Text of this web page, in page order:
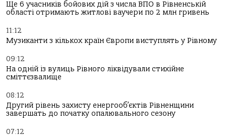
Ще 6 учасників бойових дій з числа ВПО в Рівненській
області отримають житлові ваучери по 2 млн гривень
11:12
Музиканти з кількох країн Європи виступлять у Рівному
09:12
На одній із вулиць Рівного ліквідували стихійне
сміттєзвалище
08:12
Другий рівень захисту енергооб’єктів Рівненщини
завершать до початку опалювального сезону
07:12